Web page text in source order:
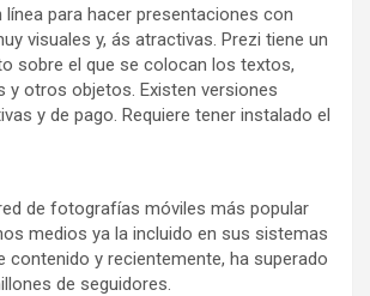
línea para hacer presentaciones con
visuales y, ás atractivas. Prezi tiene un
sobre el que se colocan los textos,
y otros objetos. Existen versiones
y de pago. Requiere tener instalado el
de fotografías móviles más popular
medios ya la incluido en sus sistemas
contenido y recientemente, ha superado
de seguidores.